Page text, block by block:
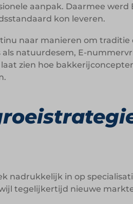
aanpak. Daarmee
kon leveren.
naar manieren om
als natuurdesem, E-
zien hoe
nadrukkelijk in op
tegelijkertijd nieuwe